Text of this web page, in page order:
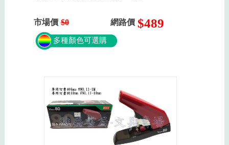
市場價 $0 網路價 $489
多種顏色可選購